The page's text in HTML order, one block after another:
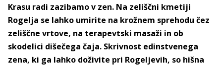
Krasu radi zazibamo v zen. Na zeliščni kmetiji
Rogelja se lahko umirite na krožnem sprehodu čez
zeliščne vrtove, na terapevtski masaži in ob
skodelici dišečega čaja. Skrivnost edinstvenega
zena, ki ga lahko doživite pri Rogeljevih, so hišna